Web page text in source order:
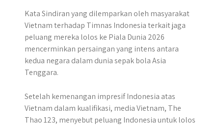
Kata Sindiran yang dilemparkan oleh masyarakat
Vietnam terhadap Timnas Indonesia terkait jaga
peluang mereka lolos ke Piala Dunia 2026
mencerminkan persaingan yang intens antara
kedua negara dalam dunia sepak bola Asia
Tenggara.
Setelah kemenangan impresif Indonesia atas
Vietnam dalam kualifikasi, media Vietnam, The
Thao 123, menyebut peluang Indonesia untuk lolos